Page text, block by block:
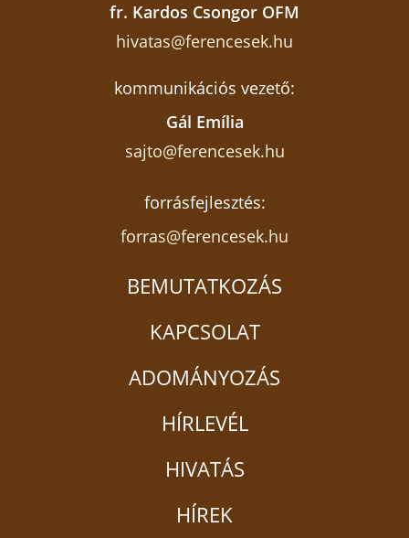
fr. Kardos Csongor OFM
hivatas@ferencesek.hu
kommunikációs vezető:
Gál Emília
sajto@ferencesek.hu
forrásfejlesztés:
forras@ferencesek.hu
BEMUTATKOZÁS
KAPCSOLAT
ADOMÁNYOZÁS
HÍRLEVÉL
HIVATÁS
HÍREK